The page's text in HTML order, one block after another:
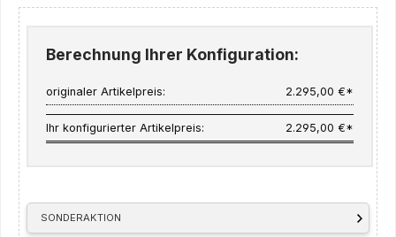
SONDERAKTION
Berechnung Ihrer Konfiguration:
originaler Artikelpreis: 2.295,00 €*
Ihr konfigurierter Artikelpreis: 2.295,00 €*